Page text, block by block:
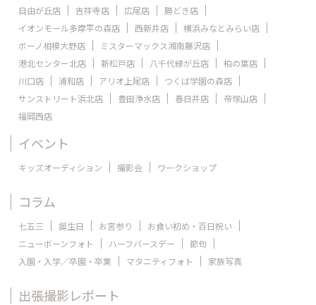
自由が丘店 吉祥寺店 広尾店
勝どき店
イオンモール多摩平の森店
西新井店
横浜みなとみらい店
ボーノ相模大野店
ミスターマックス湘南藤沢店
港北センター北店
新松戸店 八千代緑が丘店
柏の葉店
川口店
浦和店 アリオ上尾店
つくば学園の森店
サンストリート浜北店
豊田浄水店 春日井店
帝塚山店
福岡西店
イベント
キッズオーディション 撮影会 ワークショップ
コラム
七五三 誕生日 お宮参り
お食い初め・百日祝い
ニューボーンフォト
ハーフバースデー
節句
入園・入学／卒園・卒業
マタニティフォト 家族写真
出張撮影レポート